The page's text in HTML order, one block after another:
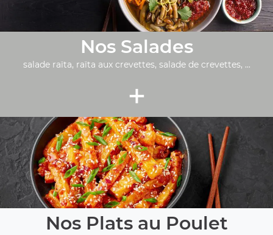
Nos Salades
salade raïta, raïta aux crevettes, salade de crevettes, ...
+
Nos Plats au Poulet